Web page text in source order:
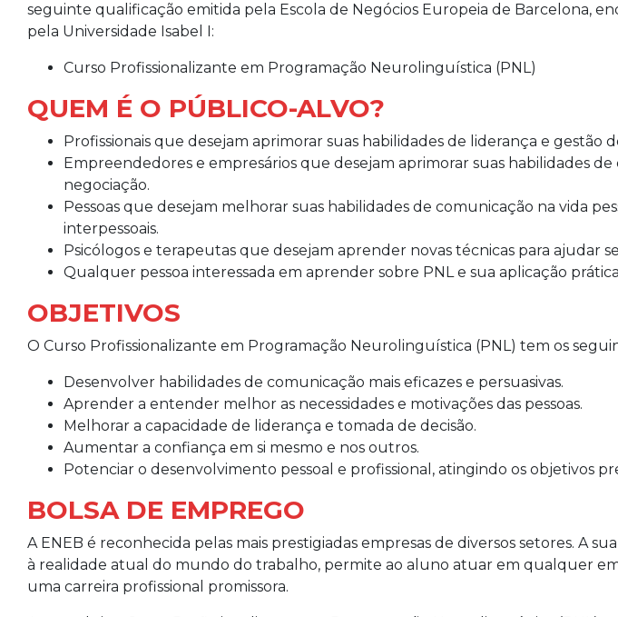
seguinte qualificação emitida pela Escola de Negócios Europeia de Barcelona,
pela Universidade Isabel I:
Curso Profissionalizante em Programação Neurolinguística (PNL)
QUEM É O PÚBLICO-ALVO?
Profissionais que desejam aprimorar suas habilidades de liderança e gestão
Empreendedores e empresários que desejam aprimorar suas habilidades
negociação.
Pessoas que desejam melhorar suas habilidades de comunicação na vida
interpessoais.
Psicólogos e terapeutas que desejam aprender novas técnicas para ajudar
Qualquer pessoa interessada em aprender sobre PNL e sua aplicação
OBJETIVOS
O Curso Profissionalizante em Programação Neurolinguística (PNL) tem os
Desenvolver habilidades de comunicação mais eficazes e persuasivas.
Aprender a entender melhor as necessidades e motivações das pessoas.
Melhorar a capacidade de liderança e tomada de decisão.
Aumentar a confiança em si mesmo e nos outros.
Potenciar o desenvolvimento pessoal e profissional, atingindo os objetivos
BOLSA DE EMPREGO
A ENEB é reconhecida pelas mais prestigiadas empresas de diversos setores. A
à realidade atual do mundo do trabalho, permite ao aluno atuar em qualquer
uma carreira profissional promissora.